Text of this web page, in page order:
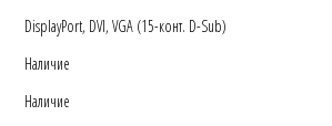
DisplayPort, DVI, VGA (15-конт. D-Sub)
Наличие
Наличие